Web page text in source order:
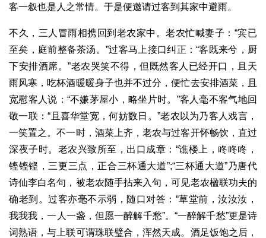
客一叙也是人之常情。于是便邀请过客到其家中避雨。
不久，三人冒雨相携回到老农家中。老农忙喊妻子：“宾已
至矣，庭前整备茶汤。”过客马上接口纠正：“客既来兮，厨
下安排酒席。”老农哭笑不得，但既然客人已经开口，且天
雨风寒，吃杯酒暖暖身子也并不过分，便忙去安排酒菜，且
宽慰客人说：“不嫌茅屋小，略坐片时。”客人毫不客气地回
敬一联：“且喜华堂宽，何妨数日。”老农以为乃客人戏言，
一笑置之。不一时，酒菜上齐，老农与过客开怀畅饮，直过
深夜子时。老农兴致所至，出口成章：“谯楼上，咚咚咚，
铿铿铿，三更三点，正合三杯通大道”;“三杯通大道”乃唐代
诗仙李白名句，被老农随手拈来入句，可见老农楹联功夫的
确老到。过客亦毫不示弱，随口对答：“草堂前，汝汝汝，
我我我，一人一盏，但愿一醉解千愁”。“一醉解千愁”更是诗
词熟语，与上联可谓珠联璧合，浑然天成。酒足饭饱之后，